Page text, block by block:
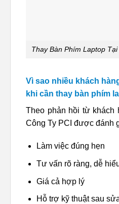
Thay Bàn Phím Laptop
Vì sao nhiều khách
khi cần thay bàn phím
Theo phản hồi từ khách
Công Ty PCI được đánh
Làm việc đúng hẹn
Tư vấn rõ ràng, dễ
Giá cả hợp lý
Hỗ trợ kỹ thuật sau